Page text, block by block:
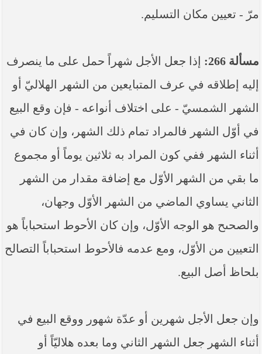
مرّ - تعيين مكان التسليم.
مسألة 266:
إذا جعل الأجل شهراً حمل على ما ينصرف
إليه إطلاقه في عرف المتبايعين من الشهر الهلاليّ أو
الشهر الشمسيّ - على اختلاف أنواعه - فإن وقع البيع
في أوّل الشهر فالمراد تمام ذلك الشهر، وإن كان في
أثناء الشهر ففي كون المراد به ثلاثين يوماً أو مجموع
ما بقي من الشهر الأوّل مع إضافة مقدار من الشهر
الثاني يساوي الماضي من الشهر الأوّل وجهان،
والصحىح هو الوجه الأوّل، وإن كان الأحوط استحباباً هو
التعيين من الأوّل، ومع عدمه فالأحوط استحباباً التصالح
بلحاظ أصل البيع.
وإن جعل الأجل شهرين أو عدّة شهور ووقع البيع في
أثناء الشهر جعل الشهر الثاني وما بعده هلاليّاً أو